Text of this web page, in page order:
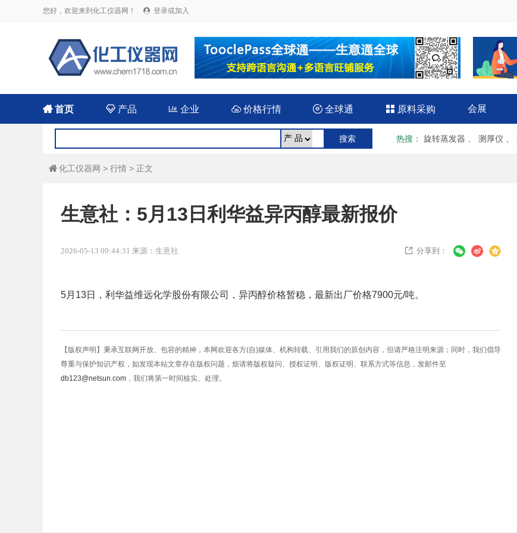
您好，欢迎来到化工仪器网！  登录或加入
首页 产品  企业 价格行情  全球通  原料采购 会展
热搜 ： 旋转蒸发器 测厚仪
 化工仪器网 > 行情 > 正文
生意社：5月13日利华益异丙醇最新报价
2026-05-13 09:44:31 来源：生意社  分享到：
5月13日，利华益维远化学股份有限公司，异丙醇价格暂稳，最新出厂价格7900元/吨。
【版权声明】秉承互联网开放、包容的精神，本网欢迎各方(自)媒体、机构转载、引用我们的原创内容，但请严格注明来源；同时，我们倡导
尊重与保护知识产权，如发现本站文章存在版权问题，烦请将版权疑问、授权证明、版权证明、联系方式等信息，发邮件至
db123@netsun.com ，我们将第一时间核实、处理。